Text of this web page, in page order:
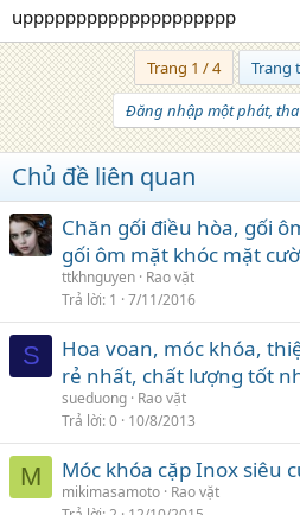
upppppppppppppppppppp
Trang 1 / 4 Trang
Đăng nhập một phát,
Chủ đề liên quan
Chăn gối điều hòa, gối
gối ôm mặt khóc mặt
ttkhnguyen Rao vặt
Trả lời 1 7/11/2016
S
Hoa voan, móc khóa,
rẻ nhất, chất lượng tốt
sueduong Rao vặt
Trả lời 0 10/8/2013
M Móc khóa cặp Inox siêu
mikimasamoto Rao vặt